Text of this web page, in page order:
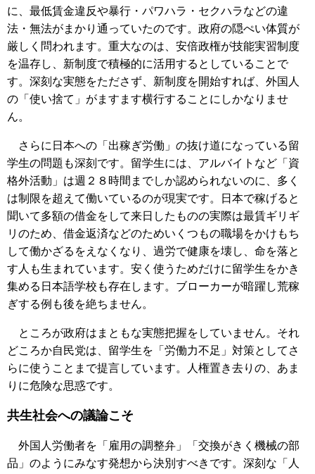
に、最低賃金違反や暴行・パワハラ・セクハラなどの違
法・無法がまかり通っていたのです。政府の隠ぺい体質が
厳しく問われます。重大なのは、安倍政権が技能実習制度
を温存し、新制度で積極的に活用するとしていることで
す。深刻な実態をたださず、新制度を開始すれば、外国人
の「使い捨て」がますます横行することにしかなりませ
ん。
さらに日本への「出稼ぎ労働」の抜け道になっている留
学生の問題も深刻です。留学生には、アルバイトなど「資
格外活動」は週２８時間までしか認められないのに、多く
は制限を超えて働いているのが現実です。日本で稼げると
聞いて多額の借金をして来日したものの実際は最賃ギリギ
リのため、借金返済などのためいくつもの職場をかけもち
して働かざるをえなくなり、過労で健康を壊し、命を落と
す人も生まれています。安く使うためだけに留学生をかき
集める日本語学校も存在します。ブローカーが暗躍し荒稼
ぎする例も後を絶ちません。
ところが政府はまともな実態把握をしていません。それ
どころか自民党は、留学生を「労働力不足」対策としてさ
らに使うことまで提言しています。人権置き去りの、あま
りに危険な思惑です。
共生社会への議論こそ
外国人労働者を「雇用の調整弁」「交換がきく機械の部
品」のようにみなす発想から決別すべきです。深刻な「人